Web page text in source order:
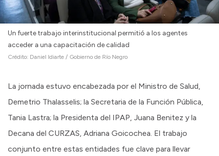
Un fuerte trabajo interinstitucional permitió a los agentes
acceder a una capacitación de calidad
Crédito: Daniel Idiarte / Gobierno de Río Negro
La jornada estuvo encabezada por el Ministro de Salud,
Demetrio Thalasselis; la Secretaria de la Función Pública,
Tania Lastra; la Presidenta del IPAP, Juana Benitez y la
Decana del CURZAS, Adriana Goicochea. El trabajo
conjunto entre estas entidades fue clave para llevar